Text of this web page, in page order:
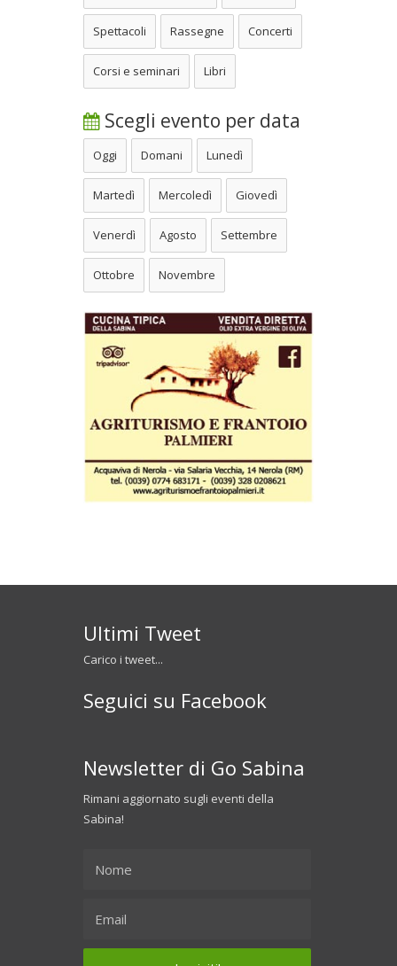
Spettacoli Rassegne Concerti
Corsi e seminari Libri
Scegli evento per data
Oggi Domani Lunedì
Martedì Mercoledì Giovedì
Venerdì Agosto Settembre
Ottobre Novembre
Ultimi Tweet
Carico i tweet...
Seguici su Facebook
Newsletter di Go Sabina
Rimani aggiornato sugli eventi della
Sabina!